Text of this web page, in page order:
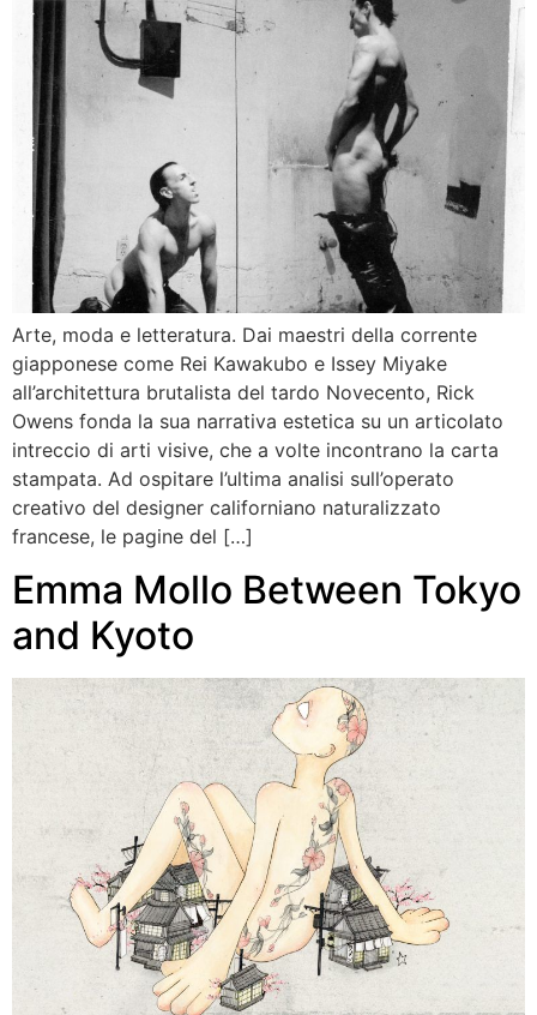
Arte, moda e letteratura. Dai maestri della corrente
giapponese come Rei Kawakubo e Issey Miyake
all’architettura brutalista del tardo Novecento, Rick
Owens fonda la sua narrativa estetica su un articolato
intreccio di arti visive, che a volte incontrano la carta
stampata. Ad ospitare l’ultima analisi sull’operato
creativo del designer californiano naturalizzato
francese, le pagine del […]
Emma Mollo Between Tokyo
and Kyoto